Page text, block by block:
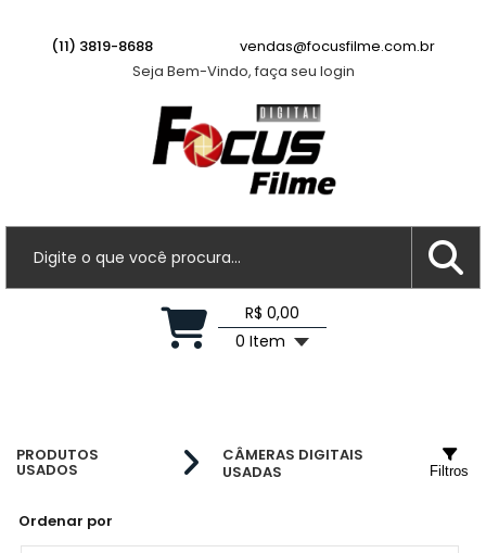
(11) 3819-8688
vendas@focusfilme.com.br
Seja Bem-Vindo, faça seu login
R$ 0,00
0 Item
PRODUTOS
USADOS
CÂMERAS DIGITAIS
USADAS
Ordenar por
Filtros